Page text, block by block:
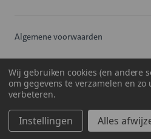
Algemene voorwaarden
Cookiebeleid
Wij gebruiken cookies (en andere
om gegevens te verzamelen en
verbeteren.
Instellingen Alles